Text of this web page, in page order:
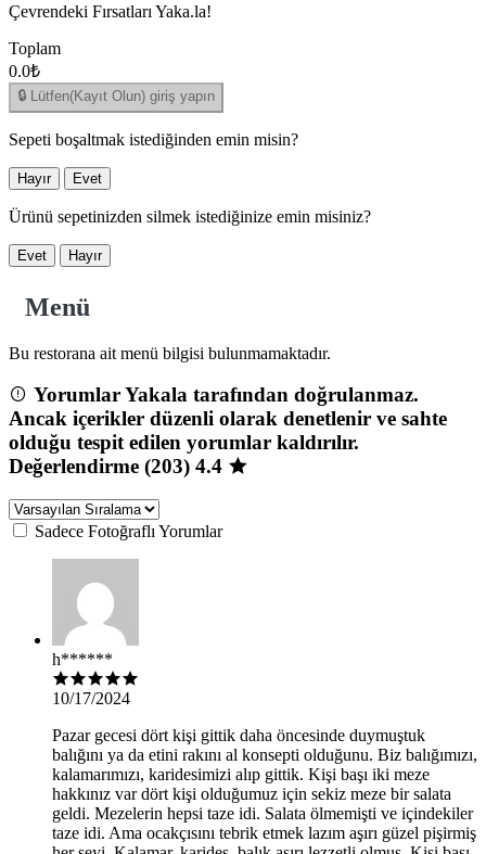
Çevrendeki Fırsatları Yaka.la!
Toplam
0.0₺
🔒 Lütfen(Kayıt Olun) giriş yapın
Sepeti boşaltmak istediğinden emin misin?
Hayır Evet
Ürünü sepetinizden silmek istediğinize emin misiniz?
Evet Hayır
Menü
Bu restorana ait menü bilgisi bulunmamaktadır.
Yorumlar Yakala tarafından doğrulanmaz.
Ancak içerikler düzenli olarak denetlenir ve sahte
olduğu tespit edilen yorumlar kaldırılır.
Değerlendirme (203) 4.4
Sadece Fotoğraflı Yorumlar
h******
10/17/2024
Pazar gecesi dört kişi gittik daha öncesinde duymuştuk
balığını ya da etini rakını al konsepti olduğunu. Biz balığımızı,
kalamarımızı, karidesimizi alıp gittik. Kişi başı iki meze
hakkınız var dört kişi olduğumuz için sekiz meze bir salata
geldi. Mezelerin hepsi taze idi. Salata ölmemişti ve içindekiler
taze idi. Ama ocakçısını tebrik etmek lazım aşırı güzel pişirmiş